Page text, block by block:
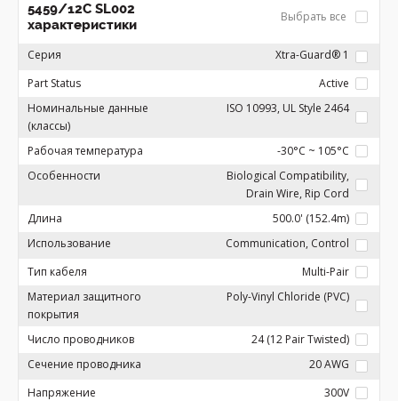
5459/12C SL002
характеристики
Выбрать все
Серия
Xtra-Guard® 1
Part Status
Active
Номинальные данные
(классы)
ISO 10993, UL Style 2464
Рабочая температура
-30°C ~ 105°C
Особенности
Biological Compatibility,
Drain Wire, Rip Cord
Длина
500.0' (152.4m)
Использование
Communication, Control
Тип кабеля
Multi-Pair
Материал защитного
покрытия
Poly-Vinyl Chloride (PVC)
Число проводников
24 (12 Pair Twisted)
Сечение проводника
20 AWG
Напряжение
300V